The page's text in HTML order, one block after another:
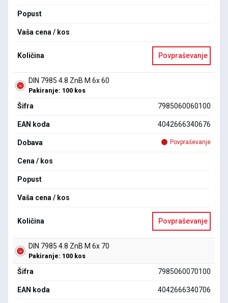
Popust
Vaša cena / kos
Količina Povpraševanje
DIN 7985 4.8 ZnB M 6x 60
Pakiranje: 100 kos
Šifra 7985060060100
EAN koda 4042666340676
Dobava Povpraševanje
Cena / kos
Popust
Vaša cena / kos
Količina Povpraševanje
DIN 7985 4.8 ZnB M 6x 70
Pakiranje: 100 kos
Šifra 7985060070100
EAN koda 4042666340706